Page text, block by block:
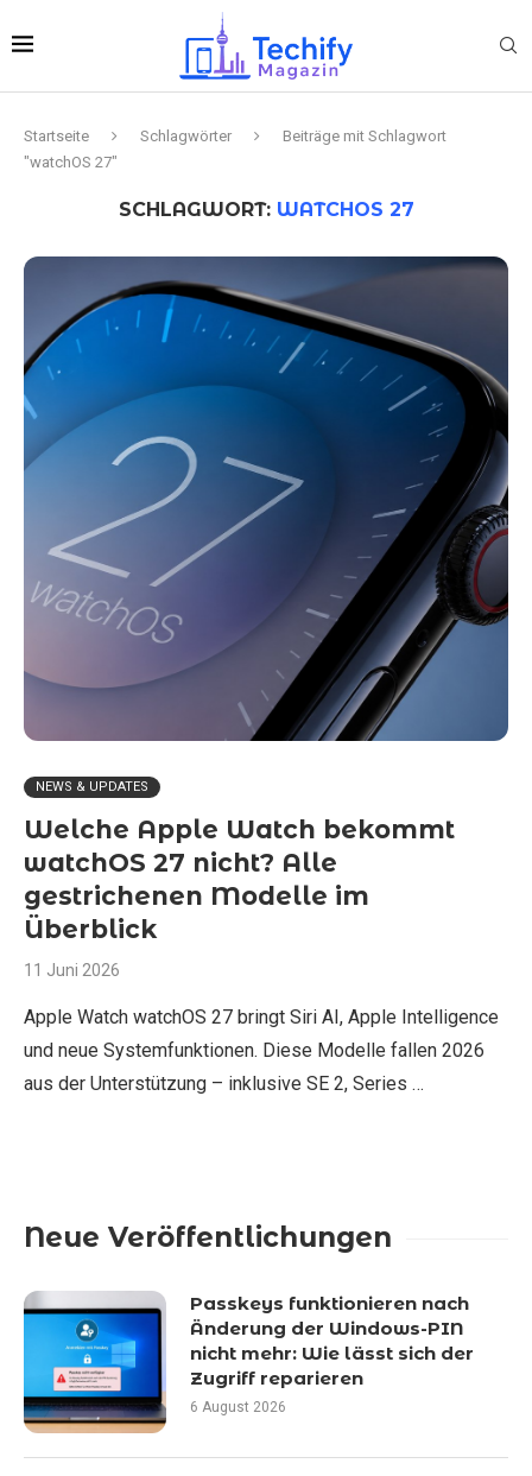
Startseite Schlagwörter
Beiträge mit Schlagwort
"watchOS 27"
SCHLAGWORT: WATCHOS 27
NEWS & UPDATES
Welche Apple Watch bekommt
watchOS 27 nicht? Alle
gestrichenen Modelle im
Überblick
11 Juni 2026
Apple Watch watchOS 27 bringt Siri AI, Apple Intelligence
und neue Systemfunktionen. Diese Modelle fallen 2026
aus der Unterstützung – inklusive SE 2, Series …
Neue Veröffentlichungen
Passkeys funktionieren nach
Änderung der Windows-PIN
nicht mehr: Wie lässt sich der
Zugriff reparieren
6 August 2026